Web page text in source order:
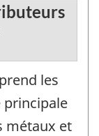
les
métaux et